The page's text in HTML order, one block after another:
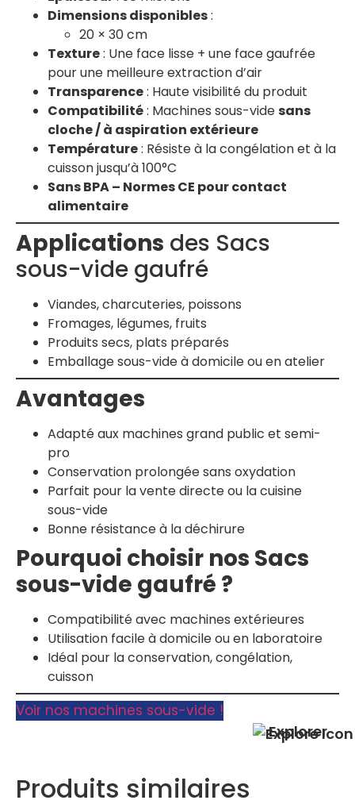
Dimensions disponibles:
20 × 30 cm
Texture: Une face lisse + une face gaufrée
pour une meilleure extraction d’air
Transparence: Haute visibilité du produit
Compatibilité: Machines sous-videsans
cloche / à aspiration extérieure
Température: Résiste à la congélation et à la
cuisson jusqu’à 100°C
Sans BPA – Normes CE pour contact
alimentaire
Applications des Sacs
sous-vide gaufré
Viandes, charcuteries, poissons
Fromages, légumes, fruits
Produits secs, plats préparés
Emballage sous-vide à domicile ou en atelier
Avantages
Adapté aux machines grand public et semi-
pro
Conservation prolongée sans oxydation
Parfait pour la vente directe ou la cuisine
sous-vide
Bonne résistance à la déchirure
Pourquoi choisir nos Sacs
sous-vide gaufré ?
Compatibilité avec machines extérieures
Utilisation facile à domicile ou en laboratoire
Idéal pour la conservation, congélation,
cuisson
Voir nos machines sous-vide !
Explorer
Produits similaires